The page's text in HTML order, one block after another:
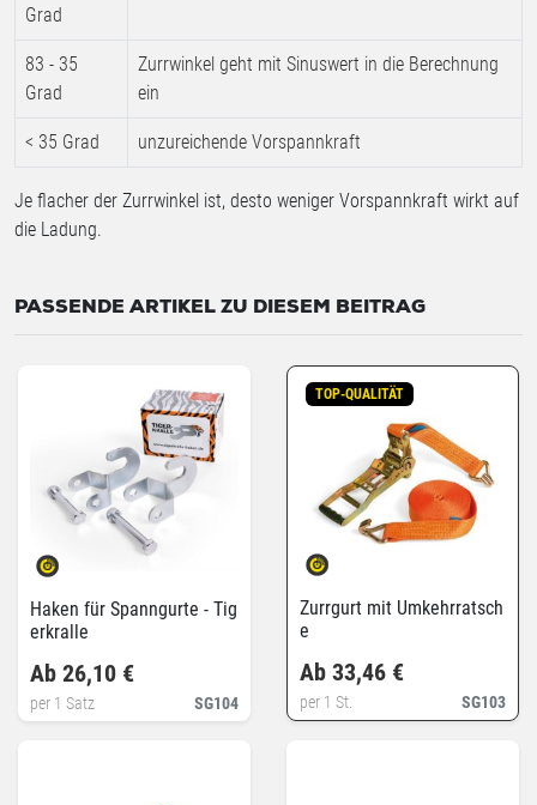
Grad
83 - 35
Grad
Zurrwinkel geht mit Sinuswert in die Berechnung
ein
< 35 Grad unzureichende Vorspannkraft
Je flacher der Zurrwinkel ist, desto weniger Vorspannkraft wirkt auf
die Ladung.
PASSENDE ARTIKEL ZU DIESEM BEITRAG
Haken für Spanngurte - Tig
erkralle
SG104
Ab 26,10 €
per 1 Satz
TOP-QUALITÄT
Zurrgurt mit Umkehrratsch
e
SG103
Ab 33,46 €
per 1 St.